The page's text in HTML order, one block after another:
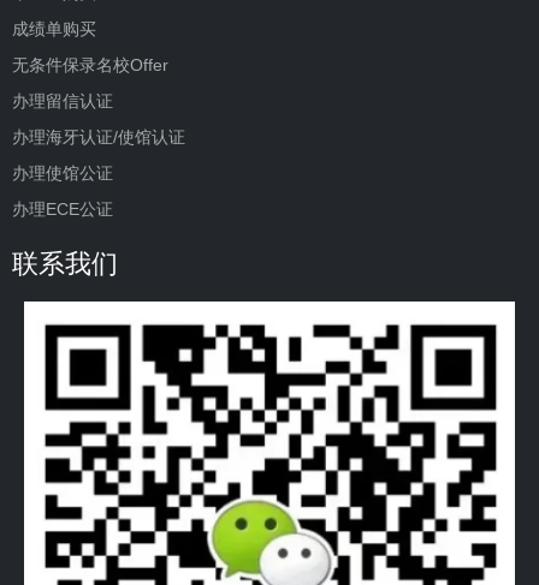
成绩单购买
无条件保录名校Offer
办理留信认证
办理海牙认证/使馆认证
办理使馆公证
办理ECE公证
联系我们